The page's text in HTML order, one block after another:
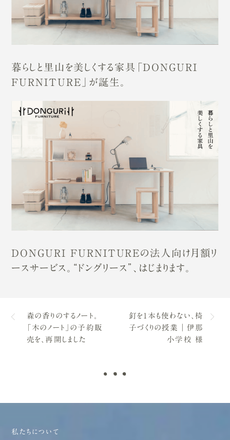
暮らしと里山を美しくする家具「DONGURI
FURNITURE」が誕生。
DONGURI FURNITUREの法人向け月額リ
ースサービス。“ドングリース”、はじまります。
釘を1本も使わない、椅
子づくりの授業｜伊那
小学校 様
森の香りのするノート。
「木のノート」の予約販
売を、再開しました
私たちについて